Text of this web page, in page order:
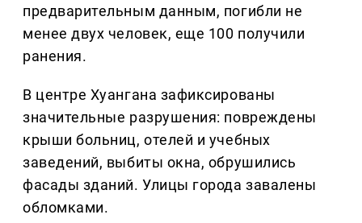
предварительным данным, погибли не
менее двух человек, еще 100 получили
ранения.
В центре Хуангана зафиксированы
значительные разрушения: повреждены
крыши больниц, отелей и учебных
заведений, выбиты окна, обрушились
фасады зданий. Улицы города завалены
обломками.